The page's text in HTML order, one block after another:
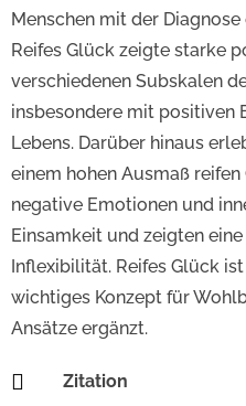
Menschen mit der
Reifes Glück zeigte starke
verschiedenen Subskalen
insbesondere mit positiven
Lebens. Darüber hinaus
einem hohen Ausmaß
negative Emotionen und
Einsamkeit und zeigten
Inflexibilität. Reifes Glück
wichtiges Konzept für
Ansätze ergänzt.

Zitation